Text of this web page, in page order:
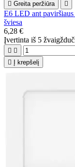
 Greita peržiūra 
E6 LED ant paviršiaus
šviesa
6,28 €
Įvertinta iš 5
 

Į krepšelį